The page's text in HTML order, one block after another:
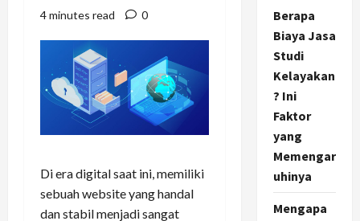
4 minutes read
0
Di era digital saat ini, memiliki
sebuah website yang handal
dan stabil menjadi sangat
Berapa
Biaya Jasa
Studi
Kelayakan
? Ini
Faktor
yang
Memengar
uhinya
Mengapa